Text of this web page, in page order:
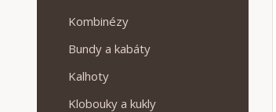
Kombinézy
Bundy a kabáty
Kalhoty
Klobouky a kukly